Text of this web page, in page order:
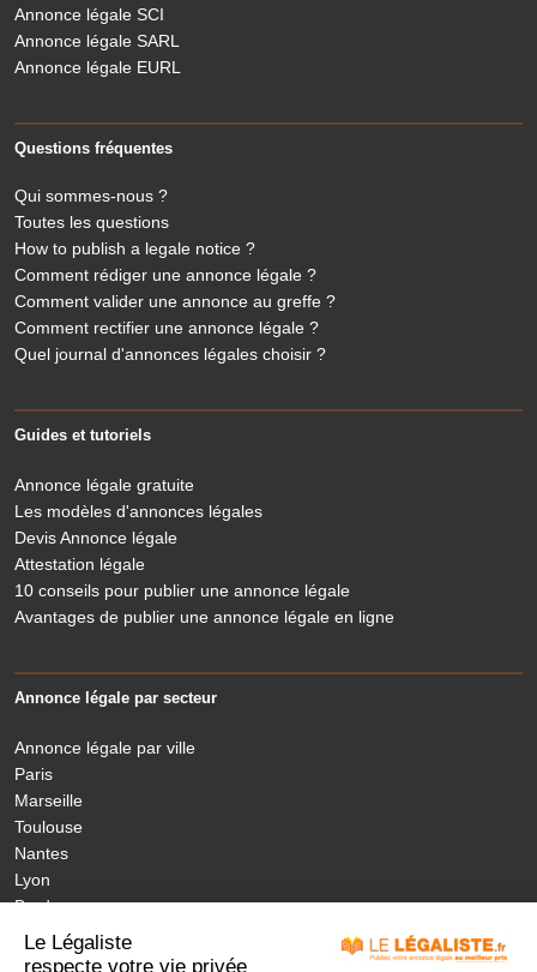
Le Légaliste
respecte votre vie privée
Annonce légale SCI
Annonce légale SARL
Annonce légale EURL
Questions fréquentes
Qui sommes-nous ?
Toutes les questions
How to publish a legale notice ?
Comment rédiger une annonce légale ?
Comment valider une annonce au greffe ?
Comment rectifier une annonce légale ?
Quel journal d'annonces légales choisir ?
Guides et tutoriels
Annonce légale gratuite
Les modèles d'annonces légales
Devis Annonce légale
Attestation légale
10 conseils pour publier une annonce légale
Avantages de publier une annonce légale en ligne
Annonce légale par secteur
Annonce légale par ville
Paris
Marseille
Toulouse
Nantes
Lyon
Bordeaux
Nice
Annonces légales nouvelles régions